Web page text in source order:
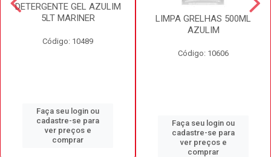
DETERGENTE GEL AZULIM
5LT MARINER
Código: 10489
Faça seu login ou
cadastre-se para
ver preços e
comprar
LIMPA GRELHAS 500ML
AZULIM
Código: 10606
Faça seu login ou
cadastre-se para
ver preços e
comprar